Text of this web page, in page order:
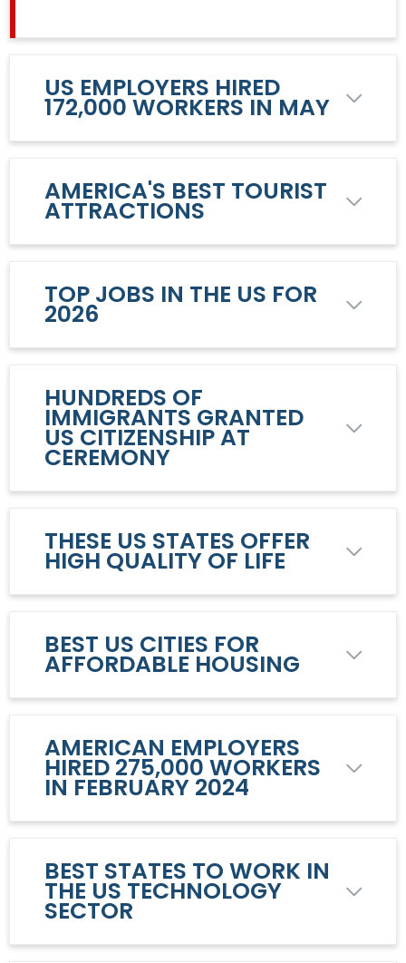
US EMPLOYERS HIRED
172,000 WORKERS IN MAY
AMERICA'S BEST TOURIST
ATTRACTIONS
TOP JOBS IN THE US FOR
2026
HUNDREDS OF
IMMIGRANTS GRANTED
US CITIZENSHIP AT
CEREMONY
THESE US STATES OFFER
HIGH QUALITY OF LIFE
BEST US CITIES FOR
AFFORDABLE HOUSING
AMERICAN EMPLOYERS
HIRED 275,000 WORKERS
IN FEBRUARY 2024
BEST STATES TO WORK IN
THE US TECHNOLOGY
SECTOR